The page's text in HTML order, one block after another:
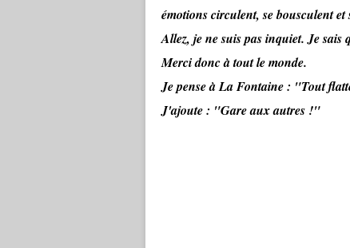
émotions circulent, se bousculent
Allez, je ne suis pas inquiet. Je
Merci donc à tout le monde.
Je pense à La Fontaine : "Tout
J'ajoute : "Gare aux autres !"